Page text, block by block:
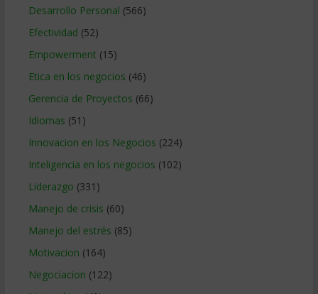
Desarrollo Personal (566)
Efectividad (52)
Empowerment (15)
Etica en los negocios (46)
Gerencia de Proyectos (66)
Idiomas (51)
Innovacion en los Negocios (224)
Inteligencia en los negocios (102)
Liderazgo (331)
Manejo de crisis (60)
Manejo del estrés (85)
Motivacion (164)
Negociacion (122)